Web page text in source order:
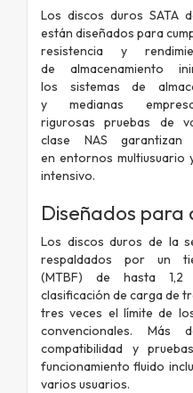
Los discos duros SATA
están diseñados para
resistencia y
de almacenamiento
los sistemas de
ymedianas
rigurosaspruebas de
clase NAS
enentornos multiusuario
intensivo.
Diseñados para
Los discos duros de la
respaldados por un
(MTBF) de hasta 1,2
clasificación de carga de
tres veces el límite de
convencionales.
compatibilidad y
funcionamiento fluido
varios usuarios.